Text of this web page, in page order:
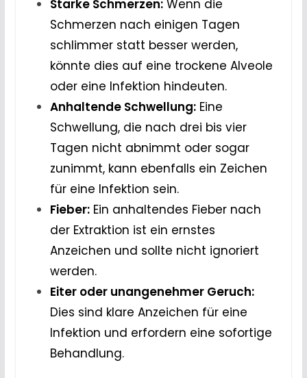
Starke Schmerzen:Wenn die
Schmerzen nach einigen Tagen
schlimmer statt besser werden,
könnte dies auf eine trockene Alveole
oder eine Infektion hindeuten.
Anhaltende Schwellung:Eine
Schwellung, die nach drei bis vier
Tagen nicht abnimmt oder sogar
zunimmt, kann ebenfalls ein Zeichen
für eine Infektion sein.
Fieber:Ein anhaltendes Fieber nach
der Extraktion ist ein ernstes
Anzeichen und sollte nicht ignoriert
werden.
Eiter oder unangenehmer Geruch:
Dies sind klare Anzeichen für eine
Infektion und erfordern eine sofortige
Behandlung.